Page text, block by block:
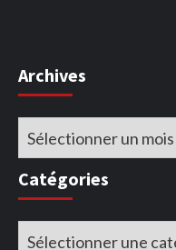
Archives
Archives
Catégories
Catégories